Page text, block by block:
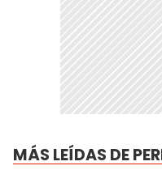
MÁS LEÍDAS DE